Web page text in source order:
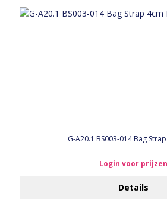
G-A20.1 BS003-014 Bag
Login voor prijzen
Details